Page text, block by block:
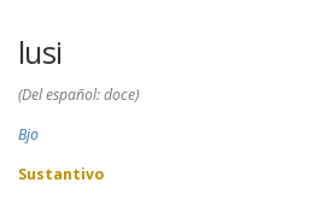
lusi
(Del español: doce)
Bjo
Sustantivo